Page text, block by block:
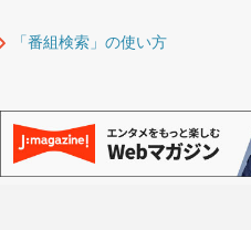
「番組検索」の使い方